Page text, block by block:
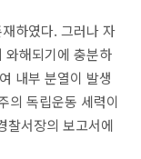
하였다. 그러나 자
와해되기에 충분하
내부 분열이 발생
의 독립운동 세력이
찰서장의 보고서에